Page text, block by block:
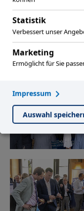
Statistik
Verbessert unser
Marketing
Ermöglicht für Sie
Impressum
Auswahl